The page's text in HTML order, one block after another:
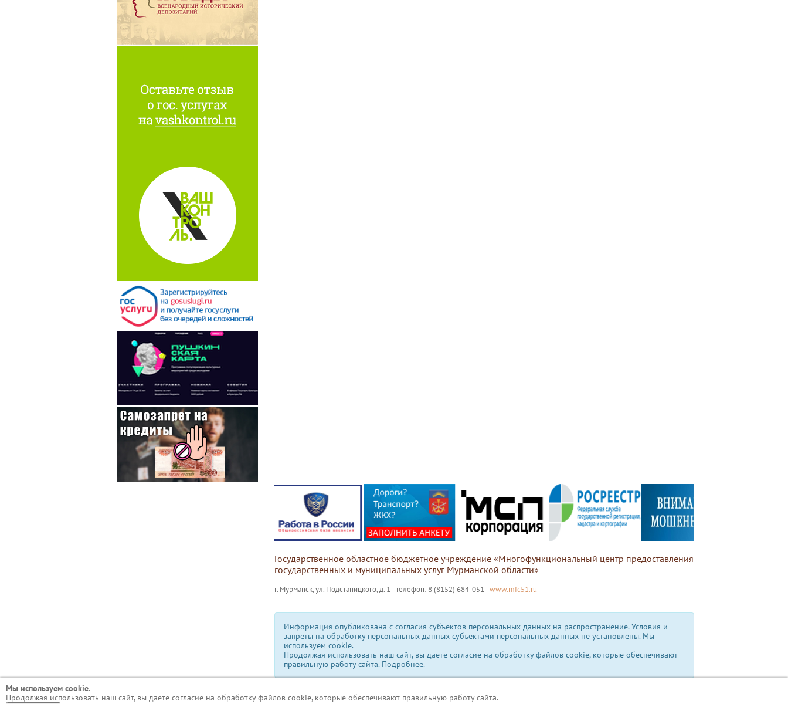
Государственное областное бюджетное учреждение «Многофункциональный центр предоставления
государственных и муниципальных услуг Мурманской области»
г. Мурманск, ул. Подстаницкого, д. 1 | телефон: 8 (8152) 684-051 | www.mfc51.ru
Информация опубликована с согласия субъектов персональных данных на распространение. Условия и
запреты на обработку персональных данных субъектами персональных данных не установлены. Мы
используем сookie.
Продолжая использовать наш сайт, вы даете согласие на обработку файлов cookie, которые обеспечивают
правильную работу сайта. Подробнее.
Мы используем сookie.
Продолжая использовать наш сайт, вы даете согласие на обработку файлов cookie, которые обеспечивают правильную работу сайта.